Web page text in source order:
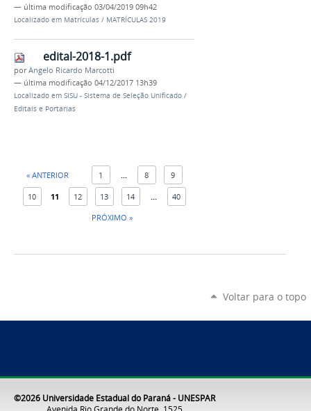
— última modificação 03/04/2019 09h42
Localizado em Matrículas / MATRÍCULAS 2019
edital-2018-1.pdf
porAngelo Ricardo Marcotti
— última modificação 04/12/2017 13h39
Localizado em SISU - Sistema de Seleção Unificado /
Editais e Portarias
« ANTERIOR 1 ... 8 9
10 11 12 13 14 ...
40
PRÓXIMO »
Voltar para o topo
©2026 Universidade Estadual do Paraná - UNESPAR
Avenida Rio Grande do Norte, 1525